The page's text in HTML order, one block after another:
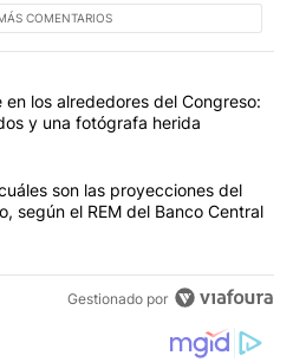
COMENTARIOS
con más comentarios en los
título "La violencia sigue en los
en los alrededores del Congreso:
y una fotógrafa herida
título "Inflación y dólar: cuáles
son las proyecciones del
según el REM del Banco Central
Gestionado por